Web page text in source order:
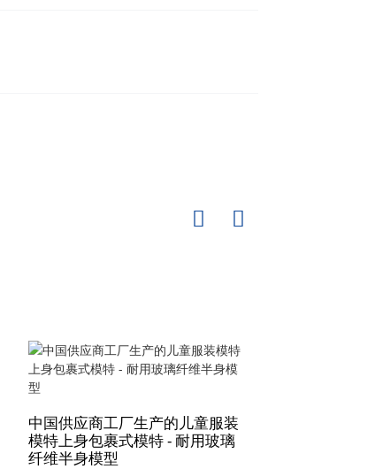
中国供应商工厂生产的儿童服装
模特上身包裹式模特 - 耐用玻璃
纤维半身模型